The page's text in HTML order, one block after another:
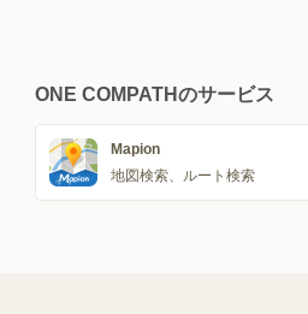
ONE COMPATHのサービス
Mapion
地図検索、ルート検索